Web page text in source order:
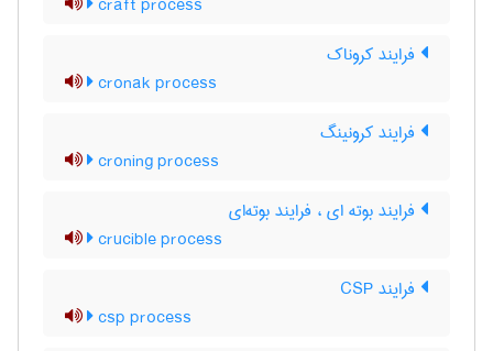
فرایند کروناک
cronak process
فرایند کرونینگ
croning process
فرایند بوته ای ، فرایند بوته‌ای
crucible process
فرایند CSP
csp process